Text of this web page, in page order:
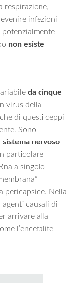
respirazione,
infezioni
potenzialmente
non esiste
da cinque
virus della
di questi ceppi
Sono
sistema nervoso
particolare
a singolo
pericapside. Nella
causali di
arrivare alla
l’encefalite